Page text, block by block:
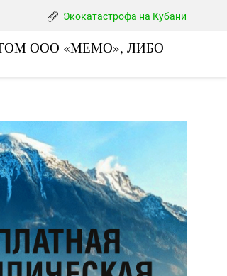
Экокатастрофа на Кубани
ООО «МЕМО», ЛИБО